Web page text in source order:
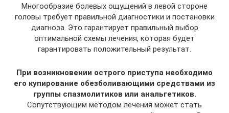
Многообразие болевых ощущений в левой стороне
головы требует правильной диагностики и постановки
диагноза. Это гарантирует правильный выбор
оптимальной схемы лечения, которая будет
гарантировать положительный результат.
При возникновении острого приступа необходимо
его купирование обезболивающими средствами из
группы спазмолитиков или анальгетиков.
Сопутствующим методом лечения может стать